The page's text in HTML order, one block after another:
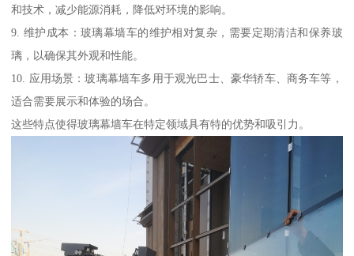
和技术，减少能源消耗，降低对环境的影响。
9. 维护成本：玻璃幕墙车的维护相对复杂，需要定期清洁和保养玻
璃，以确保其外观和性能。
10. 应用场景：玻璃幕墙车多用于观光巴士、豪华轿车、商务车等，
适合需要展示和体验的场合。
这些特点使得玻璃幕墙车在特定领域具有特的优势和吸引力。